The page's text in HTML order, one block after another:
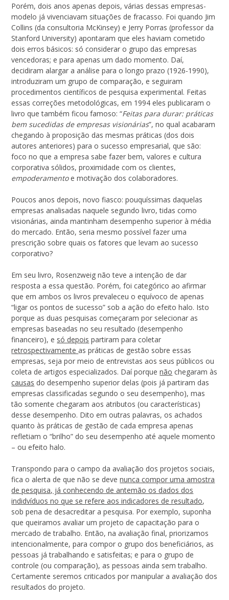
Porém, dois anos apenas depois, várias dessas empresas-
modelo já vivenciavam situações de fracasso. Foi quando Jim
Collins (da consultoria McKinsey) e Jerry Porras (professor da
Stanford University) apontaram que eles haviam cometido
dois erros básicos: só considerar o grupo das empresas
vencedoras; e para apenas um dado momento. Daí,
decidiram alargar a análise para o longo prazo (1926-1990),
introduziram um grupo de comparação, e seguiram
procedimentos científicos de pesquisa experimental. Feitas
essas correções metodológicas, em 1994 eles publicaram o
livro que também ficou famoso: “Feitas para durar: práticas
bem sucedidas de empresas visionárias”, no qual acabaram
chegando à proposição das mesmas práticas (dos dois
autores anteriores) para o sucesso empresarial, que são:
foco no que a empresa sabe fazer bem, valores e cultura
corporativa sólidos, proximidade com os clientes,
empoderamentoe motivação dos colaboradores.
Poucos anos depois, novo fiasco: pouquíssimas daquelas
empresas analisadas naquele segundo livro, tidas como
visionárias, ainda mantinham desempenho superior à média
do mercado. Então, seria mesmo possível fazer uma
prescrição sobre quais os fatores que levam ao sucesso
corporativo?
Em seu livro, Rosenzweig não teve a intenção de dar
resposta a essa questão. Porém, foi categórico ao afirmar
que em ambos os livros prevaleceu o equívoco de apenas
“ligar os pontos de sucesso” sob a ação do efeito halo. Isto
porque as duas pesquisas começaram por selecionar as
empresas baseadas no seu resultado (desempenho
financeiro), e só depois partiram para coletar
retrospectivamenteas práticas de gestão sobre essas
empresas, seja por meio de entrevistas aos seus públicos ou
coleta de artigos especializados. Daí porquenão chegaram às
causas do desempenho superior delas (pois já partiram das
empresas classificadas segundo o seu desempenho), mas
tão somente chegaram aos atributos (ou características)
desse desempenho. Dito em outras palavras, os achados
quanto às práticas de gestão de cada empresa apenas
refletiam o “brilho” do seu desempenho até aquele momento
– ou efeito halo.
Transpondo para o campo da avaliação dos projetos sociais,
fica o alerta de que não se devenunca compor uma amostra
de pesquisa, já conhecendo de antemão os dados dos
indidvíduos no que se refere aos indicadores de resultado,
sob pena de desacreditar a pesquisa. Por exemplo, suponha
que queiramos avaliar um projeto de capacitação para o
mercado de trabalho. Então, na avaliação final, priorizamos
intencionalmente, para compor o grupo dos beneficiários, as
pessoas já trabalhando e satisfeitas; e para o grupo de
controle (ou comparação), as pessoas ainda sem trabalho.
Certamente seremos criticados por manipular a avaliação dos
resultados do projeto.